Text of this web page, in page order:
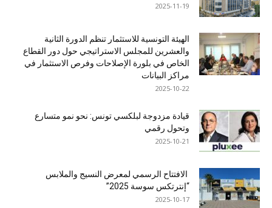
2025-11-19
الهيئة التونسية للاستثمار تنظم الدورة الثانية
والعشرين للمجلس الاستراتيجي حول دور القطاع
الخاص في بلورة الإصلاحات وفرص الاستثمار في
مراكز البيانات
2025-10-22
قيادة مزدوجة لبلكسي تونس: نحو نمو متسارع
وتحول رقمي
2025-10-21
الافتتاح الرسمي لمعرض النسيج والملابس
“إنترتكس سوسة 2025”
2025-10-17